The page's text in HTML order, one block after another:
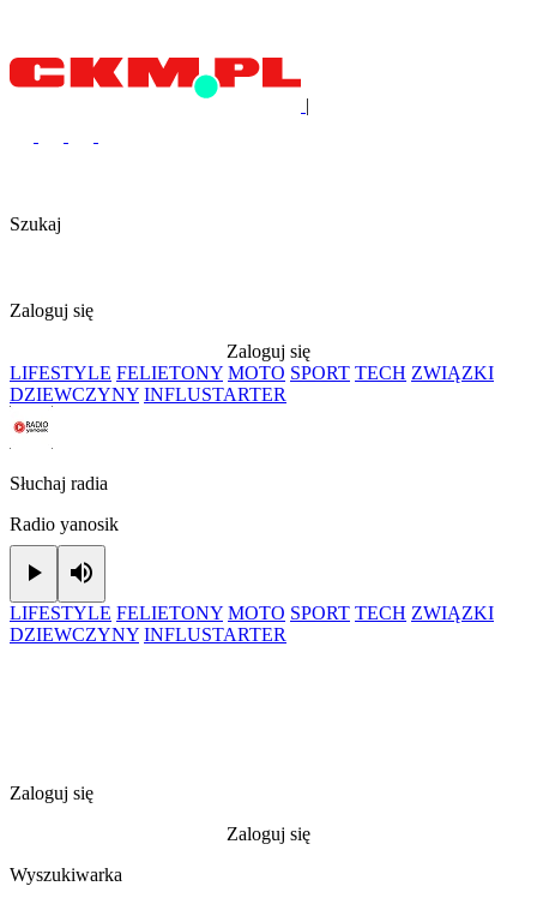
|
Szukaj
Zaloguj się
Zaloguj się
LIFESTYLE FELIETONY MOTO SPORT TECH ZWIĄZKI
DZIEWCZYNY INFLUSTARTER
Słuchaj radia
Radio yanosik
Play
LIFESTYLE FELIETONY MOTO SPORT TECH ZWIĄZKI
DZIEWCZYNY INFLUSTARTER
Zaloguj się
Zaloguj się
Wyszukiwarka